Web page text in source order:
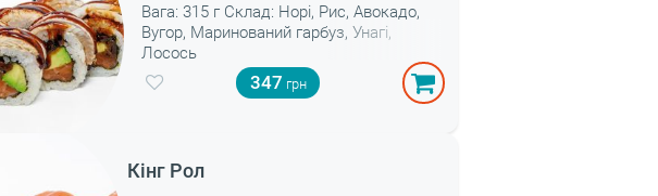
Вага: 315 г Склад: Норі, Рис, Авокадо,
Вугор, Маринований гарбуз, Унагі,
Лосось
347
Кінг Рол